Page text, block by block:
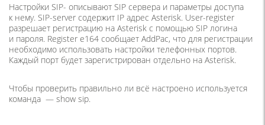
Настройки SIP- описывают SIP сервера и параметры доступа
к нему. SIP-server содержит IP адрес Asterisk. User-register
разрешает регистрацию на Asterisk с помощью SIP логина
и пароля. Register e164 сообщает AddPac, что для регистрации
необходимо использовать настройки телефонных портов.
Каждый порт будет зарегистрирован отдельно на Asterisk.
Чтобы проверить правильно ли всё настроено используется
команда — show sip.